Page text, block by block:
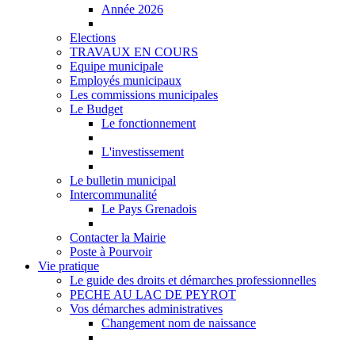
Année 2026
Elections
TRAVAUX EN COURS
Equipe municipale
Employés municipaux
Les commissions municipales
Le Budget
Le fonctionnement
L'investissement
Le bulletin municipal
Intercommunalité
Le Pays Grenadois
Contacter la Mairie
Poste à Pourvoir
Vie pratique
Le guide des droits et démarches professionnelles
PECHE AU LAC DE PEYROT
Vos démarches administratives
Changement nom de naissance